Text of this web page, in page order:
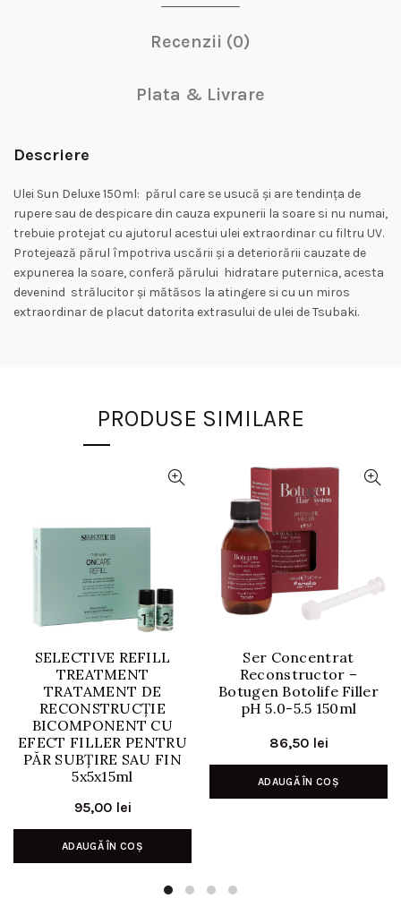
Recenzii (0)
Plata & Livrare
Descriere
Ulei Sun Deluxe 150ml: părul care se usucă și are tendința de
rupere sau de despicare din cauza expunerii la soare si nu numai,
trebuie protejat cu ajutorul acestui ulei extraordinar cu filtru UV.
Protejează părul împotriva uscării și a deteriorării cauzate de
expunerea la soare, conferă părului hidratare puternica, acesta
devenind strălucitor și mătăsos la atingere si cu un miros
extraordinar de placut datorita extrasului de ulei de Tsubaki.
PRODUSE SIMILARE
SELECTIVE REFILL
TREATMENT
TRATAMENT DE
RECONSTRUCȚIE
BICOMPONENT CU
EFECT FILLER PENTRU
PĂR SUBȚIRE SAU FIN
5x5x15ml
95,00 lei
ADAUGĂ ÎN COȘ
Ser Concentrat
Reconstructor –
Botugen Botolife Filler
pH 5.0-5.5 150ml
86,50 lei
ADAUGĂ ÎN COȘ